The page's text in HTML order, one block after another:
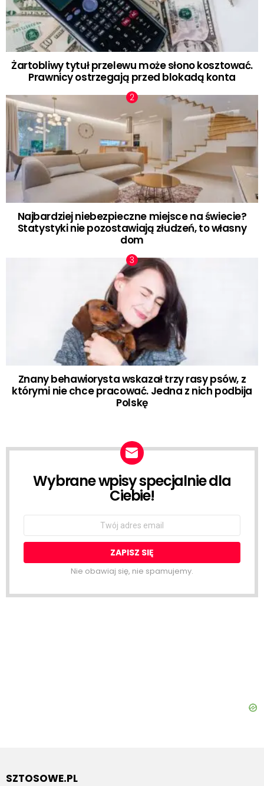
Żartobliwy tytuł przelewu może słono kosztować.
Prawnicy ostrzegają przed blokadą konta
Najbardziej niebezpieczne miejsce na świecie?
Statystyki nie pozostawiają złudzeń, to własny
dom
Znany behawiorysta wskazał trzy rasy psów, z
którymi nie chce pracować. Jedna z nich podbija
Polskę
NEWSLETTER
Wybrane wpisy specjalnie dla
Ciebie!
Email
Nie obawiaj się, nie spamujemy.
SZTOSOWE.PL